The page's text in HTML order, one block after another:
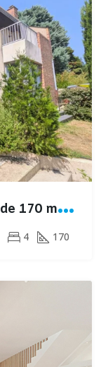
M
aison d’architecte familiale de 170 m² avec jardin, terrasses et double garage dans un quartier résidentiel recherché
4 170